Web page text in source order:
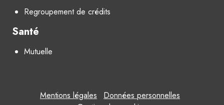
Regroupement de crédits
Santé
Mutuelle
Mentions légales
Données personnelles